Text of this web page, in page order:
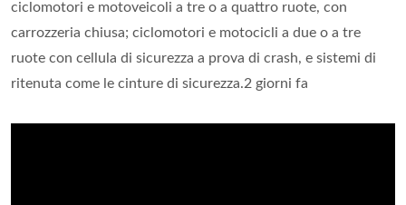
ciclomotori e motoveicoli a tre o a quattro ruote, con
carrozzeria chiusa; ciclomotori e motocicli a due o a tre
ruote con cellula di sicurezza a prova di crash, e sistemi di
ritenuta come le cinture di sicurezza.2 giorni fa